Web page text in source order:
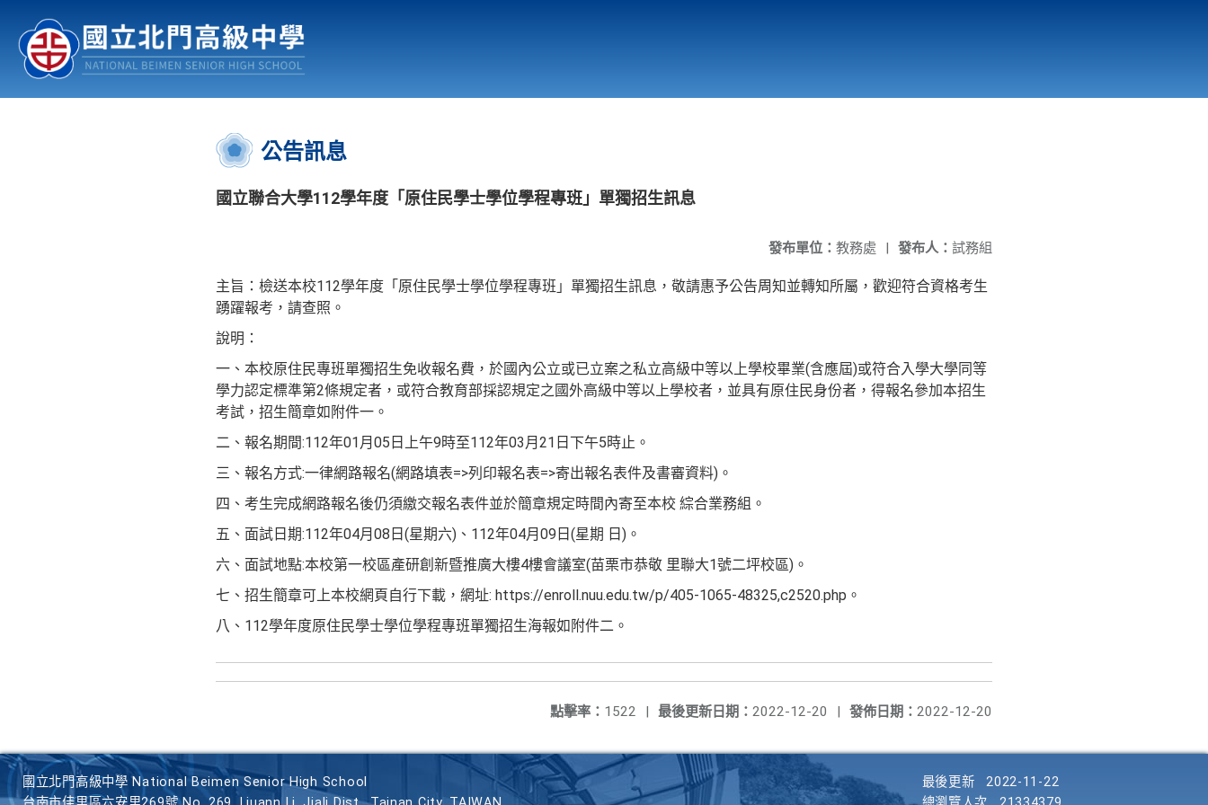
認識北中 行事曆
:::
公告訊息
國立聯合大學112學年度「原住民學士學位學程專班」單獨招生訊息
發布人： 試務組
發布單位： 教務處 |
主旨：檢送本校112學年度「原住民學士學位學程專班」單獨招生訊息，敬請惠予公告周知並轉知所屬，歡迎符合資格考生
踴躍報考，請查照。
說明：
一、本校原住民專班單獨招生免收報名費，於國內公立或已立案之私立高級中等以上學校畢業(含應屆)或符合入學大學同等
學力認定標準第2條規定者，或符合教育部採認規定之國外高級中等以上學校者，並具有原住民身份者，得報名參加本招生
考試，招生簡章如附件一。
二、報名期間:112年01月05日上午9時至112年03月21日下午5時止。
三、報名方式:一律網路報名(網路填表=>列印報名表=>寄出報名表件及書審資料)。
四、考生完成網路報名後仍須繳交報名表件並於簡章規定時間內寄至本校 綜合業務組。
五、面試日期:112年04月08日(星期六)、112年04月09日(星期 日)。
六、面試地點:本校第一校區產研創新暨推廣大樓4樓會議室(苗栗市恭敬 里聯大1號二坪校區)。
七、招生簡章可上本校網頁自行下載，網址: https://enroll.nuu.edu.tw/p/405-1065-48325,c2520.php。
八、112學年度原住民學士學位學程專班單獨招生海報如附件二。
發佈日期： 2022-12-20
最後更新日期： 2022-12-20 |
點擊率： 1522 |
國立北門高級中學 National Beimen Senior High School
最後更新
2022-11-22